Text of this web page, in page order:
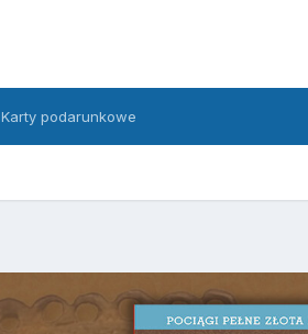
Karty podarunkowe